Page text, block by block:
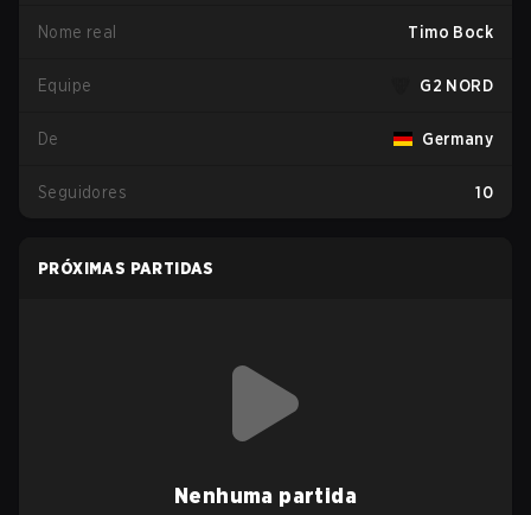
Nome real Timo Bock
Equipe G2 NORD
De Germany
Seguidores 10
PRÓXIMAS PARTIDAS
Nenhuma partida